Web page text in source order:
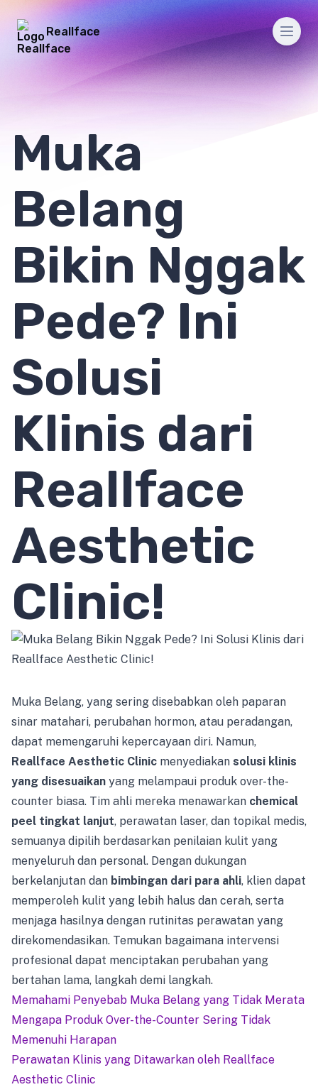
Reallface
Muka
Belang
Bikin Nggak
Pede? Ini
Solusi
Klinis dari
Reallface
Aesthetic
Clinic!
Muka Belang, yang sering disebabkan oleh paparan
sinar matahari, perubahan hormon, atau peradangan,
dapat memengaruhi kepercayaan diri. Namun,
Reallface Aesthetic Clinic menyediakan solusi klinis
yang disesuaikan yang melampaui produk over-the-
counter biasa. Tim ahli mereka menawarkan chemical
peel tingkat lanjut, perawatan laser, dan topikal medis,
semuanya dipilih berdasarkan penilaian kulit yang
menyeluruh dan personal. Dengan dukungan
berkelanjutan dan bimbingan dari para ahli, klien dapat
memperoleh kulit yang lebih halus dan cerah, serta
menjaga hasilnya dengan rutinitas perawatan yang
direkomendasikan. Temukan bagaimana intervensi
profesional dapat menciptakan perubahan yang
bertahan lama, langkah demi langkah.
Memahami Penyebab Muka Belang yang Tidak Merata
Mengapa Produk Over-the-Counter Sering Tidak
Memenuhi Harapan
Perawatan Klinis yang Ditawarkan oleh Reallface
Aesthetic Clinic